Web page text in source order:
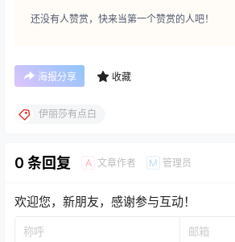
还没有人赞赏，快来当第一个赞赏的人吧！
海报分享 收藏
伊丽莎有点白
0 条回复 A 文章作者 M 管理员
欢迎您，新朋友，感谢参与互动！